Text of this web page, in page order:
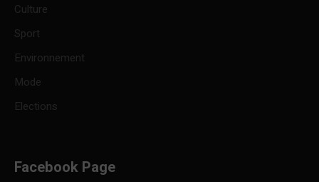
Culture
Sport
Environnement
Mode
Elections
Facebook Page